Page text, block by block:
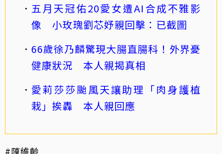
五月天冠佑20愛女遭AI合成不雅影
像 小玫瑰劉芯妤親回擊：已截圖
66歲徐乃麟驚現大腸直腸科！外界憂
健康狀況 本人親揭真相
愛莉莎莎颱風天讓助理「肉身護植
栽」挨轟 本人親回應
#陳維齡